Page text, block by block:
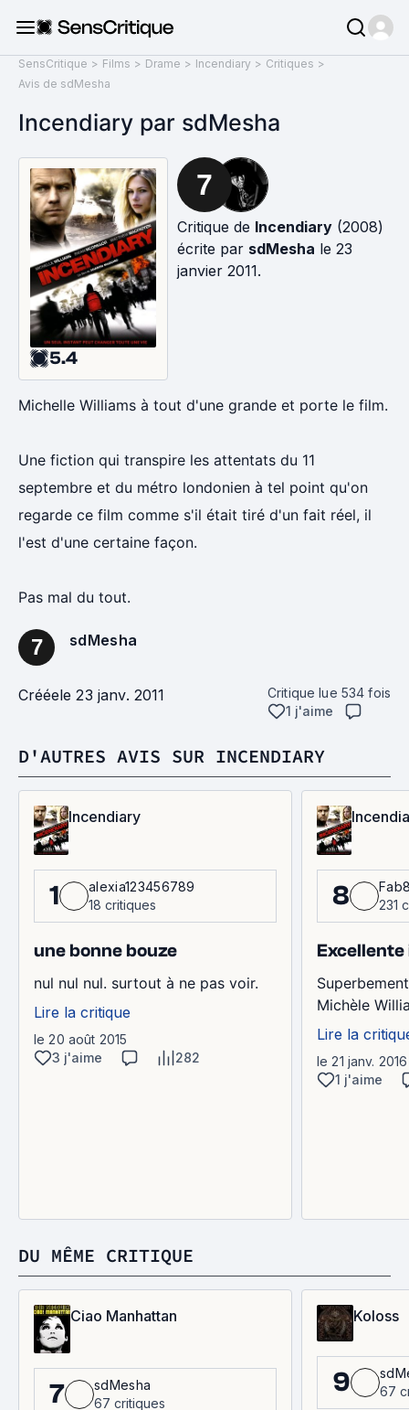
SensCritique > Films > Drame > Incendiary > Critiques >
Avis de sdMesha
Incendiary par sdMesha
5.4
7
Critique de Incendiary (2008)
écrite par sdMesha le 23
janvier 2011.
Michelle Williams à tout d'une grande et porte le film.
Une fiction qui transpire les attentats du 11
septembre et du métro londonien à tel point qu'on
regarde ce film comme s'il était tiré d'un fait réel, il
l'est d'une certaine façon.
Pas mal du tout.
7 sdMesha
Crééele 23 janv. 2011 Critique lue 534 fois
1 j'aime
D'AUTRES AVIS SUR INCENDIARY
Incendiary
1
alexia123456789
18 critiques
une bonne bouze
nul nul nul. surtout à ne pas voir.
Lire la critique
le 20 août 2015
3 j'aime
282
8
231
Michèle
Lire la
le 21 janv. 2016
1 j'aime
DU MÊME CRITIQUE
Ciao Manhattan
7
sdMesha
67 critiques
Koloss
9
67